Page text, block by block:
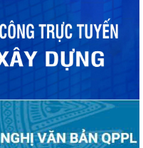
Phong đủ điều kiện đưa
đô thị mới phường Thủy
sửa đổi, bổ sung, thay thế,